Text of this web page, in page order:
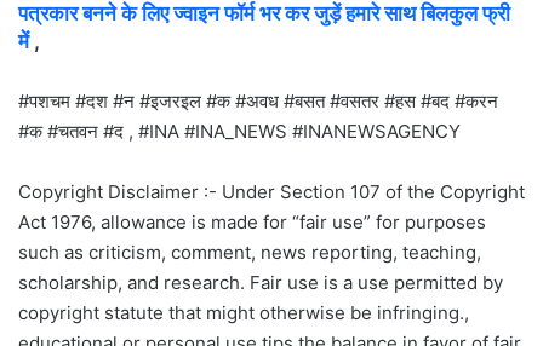
पत्रकार बनने के लिए ज्वाइन फॉर्म भर कर जुड़ें हमारे साथ बिलकुल फ्री
में ,
#पशचम #दश #न #इजरइल #क #अवध #बसत #वसतर #हस #बद #करन
#क #चतवन #द , #INA #INA_NEWS #INANEWSAGENCY
Copyright Disclaimer :- Under Section 107 of the Copyright
Act 1976, allowance is made for “fair use” for purposes
such as criticism, comment, news reporting, teaching,
scholarship, and research. Fair use is a use permitted by
copyright statute that might otherwise be infringing.,